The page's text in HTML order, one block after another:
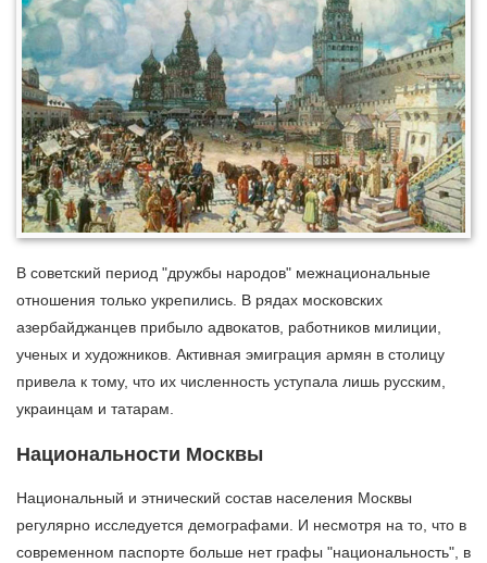
В советский период "дружбы народов" межнациональные
отношения только укрепились. В рядах московских
азербайджанцев прибыло адвокатов, работников милиции,
ученых и художников. Активная эмиграция армян в столицу
привела к тому, что их численность уступала лишь русским,
украинцам и татарам.
Национальности Москвы
Национальный и этнический состав населения Москвы
регулярно исследуется демографами. И несмотря на то, что в
современном паспорте больше нет графы "национальность", в